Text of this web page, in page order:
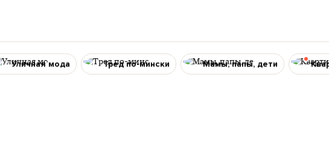
Уличная мода Тред по-мински Мамы, папы, дети